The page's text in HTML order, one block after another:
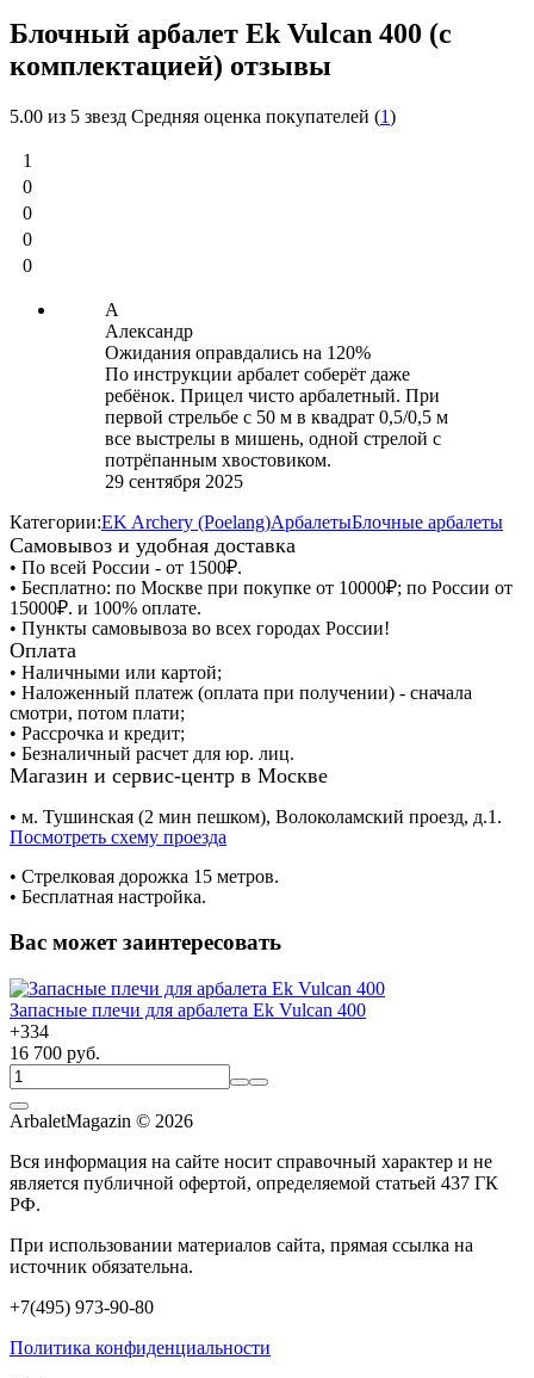
Блочный арбалет Ek Vulcan 400 (c
комплектацией) отзывы
5.00 из 5 звезд Средняя оценка покупателей (1)
1
0
0
0
0
А
Александр
Ожидания оправдались на 120%
По инструкции арбалет соберёт даже
ребёнок. Прицел чисто арбалетный. При
первой стрельбе с 50 м в квадрат 0,5/0,5 м
все выстрелы в мишень, одной стрелой с
потрёпанным хвостовиком.
29 сентября 2025
Категории:EK Archery (Poelang)АрбалетыБлочные арбалеты
Самовывоз и удобная доставка
• По всей России - от 1500₽.
• Бесплатно: по Москве при покупке от 10000₽; по России от
15000₽. и 100% оплате.
• Пункты самовывоза во всех городах России!
Оплата
• Наличными или картой;
• Наложенный платеж (оплата при получении) - сначала
смотри, потом плати;
• Рассрочка и кредит;
• Безналичный расчет для юр. лиц.
Магазин и сервис-центр в Москве
• м. Тушинская (2 мин пешком), Волоколамский проезд, д.1.
Посмотреть схему проезда
• Cтрелковая дорожка 15 метров.
• Бесплатная настройка.
Вас может заинтересовать
Запасные плечи для арбалета Ek Vulcan 400
+334
16 700 руб.
ArbaletMagazin © 2026
Вся информация на сайте носит справочный характер и не
является публичной офертой, определяемой статьей 437 ГК
РФ.
При использовании материалов сайта, прямая ссылка на
источник обязательна.
+7(495) 973-90-80
Политика конфиденциальности